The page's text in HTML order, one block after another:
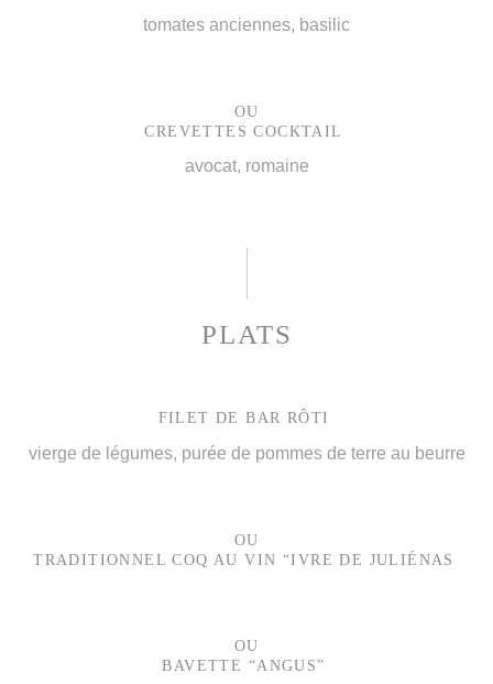
tomates anciennes, basilic
OU
CREVETTES COCKTAIL
avocat, romaine
PLATS
FILET DE BAR RÔTI
vierge de légumes, purée de pommes de terre au beurre
OU
TRADITIONNEL COQ AU VIN “IVRE DE JULIÉNAS
OU
BAVETTE “ANGUS”